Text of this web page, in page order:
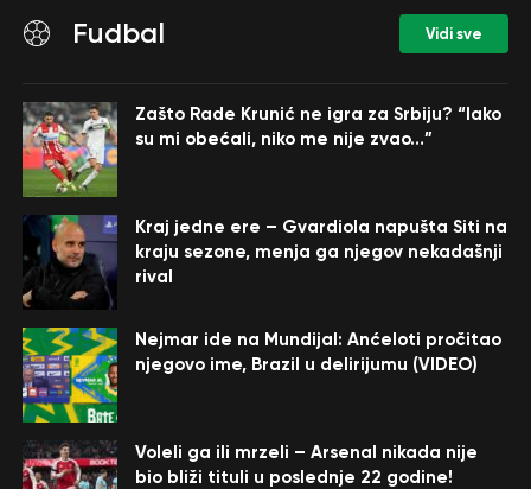
Fudbal Vidi sve
Zašto Rade Krunić ne igra za Srbiju? “Iako
su mi obećali, niko me nije zvao…”
Kraj jedne ere – Gvardiola napušta Siti na
kraju sezone, menja ga njegov nekadašnji
rival
Nejmar ide na Mundijal: Anćeloti pročitao
njegovo ime, Brazil u delirijumu (VIDEO)
Voleli ga ili mrzeli – Arsenal nikada nije
bio bliži tituli u poslednje 22 godine!